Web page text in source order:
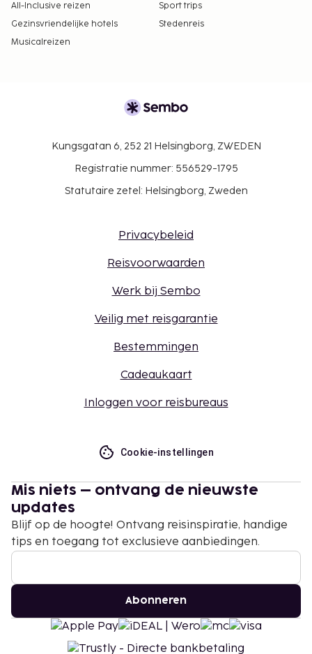
All-Inclusive reizen
Sport trips
Gezinsvriendelijke hotels
Stedenreis
Musicalreizen
Kungsgatan 6, 252 21 Helsingborg, ZWEDEN
Registratie nummer: 556529-1795
Statutaire zetel: Helsingborg, Zweden
Privacybeleid
Reisvoorwaarden
Werk bij Sembo
Veilig met reisgarantie
Bestemmingen
Cadeaukaart
Inloggen voor reisbureaus
Cookie-instellingen
Mis niets – ontvang de nieuwste
updates
Blijf op de hoogte! Ontvang reisinspiratie, handige
tips en toegang tot exclusieve aanbiedingen.
Abonneren